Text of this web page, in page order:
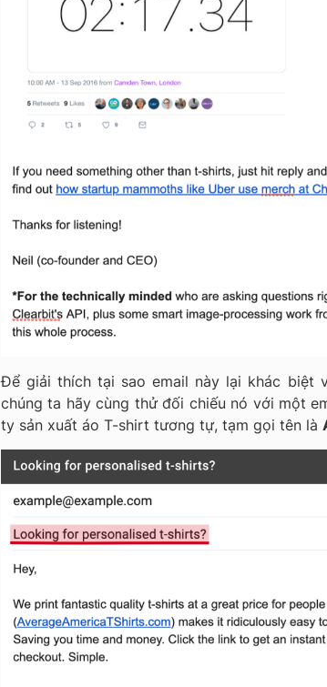
Để giải thích tại sao email này lại khác biệt
chúng ta hãy cùng thử đối chiếu nó với một
ty sản xuất áo T-shirt tương tự, tạm gọi tên là